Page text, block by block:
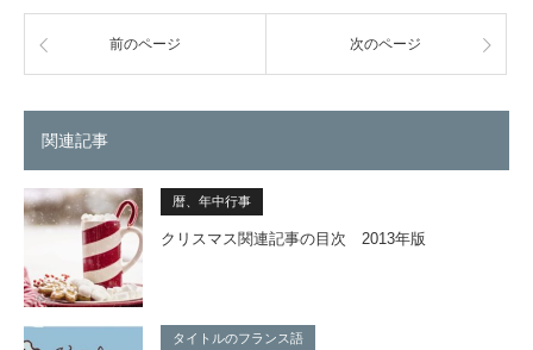
前のページ 次のページ
関連記事
暦、年中行事
クリスマス関連記事の目次 2013年版
タイトルのフランス語